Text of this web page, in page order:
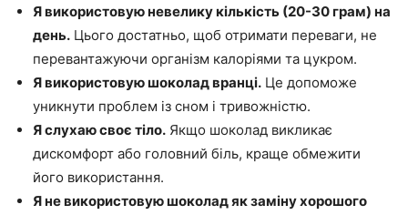
Я використовую невелику кількість (20-30 грам) на
день. Цього достатньо, щоб отримати переваги, не
перевантажуючи організм калоріями та цукром.
Я використовую шоколад вранці. Це допоможе
уникнути проблем із сном і тривожністю.
Я слухаю своє тіло. Якщо шоколад викликає
дискомфорт або головний біль, краще обмежити
його використання.
Я не використовую шоколад як заміну хорошого